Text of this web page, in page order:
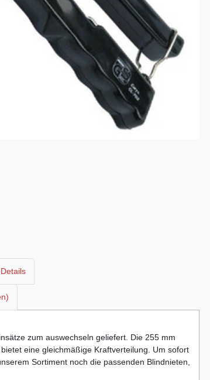
zum auswechseln geliefert. Die 255 mm
eine gleichmäßige Kraftverteilung. Um sofort
Sortiment noch die passenden Blindnieten,